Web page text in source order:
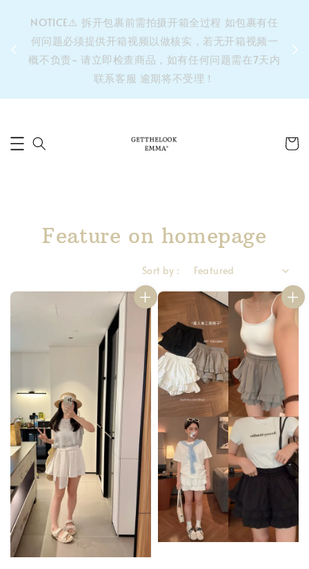
⚠️
NOTICE⚠️ 拆开包裹前需拍摄开箱全过程 如包裹有任
何问题必须提供开箱视频以做核实，若无开箱视频一
概不负责~ 请立即检查商品，如有任何问题需在7天内
联系客服 逾期将不受理！
Feature on homepage
Sort by :